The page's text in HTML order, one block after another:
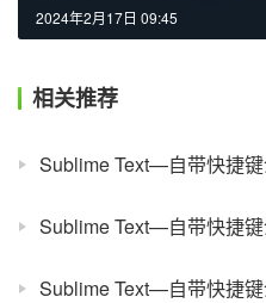
2024年2月17日 09:45
相关推荐
Sublime Text—自带快捷
Sublime Text—自带快捷
Sublime Text—自带快捷